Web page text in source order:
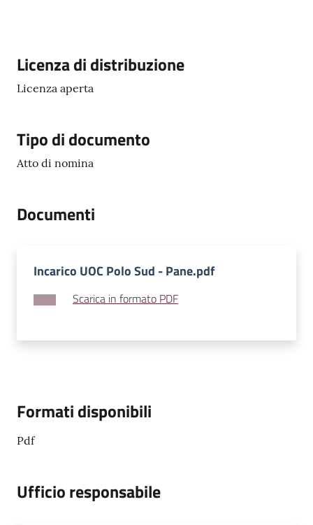
i
m
v
n
t
Seguici
Descrizione
Licenza di distribuzione
Licenza aperta
Tipo di documento
Atto di nomina
Documenti
Incarico UOC Polo Sud - Pane.pdf
Scarica in formato PDF
Formati disponibili
Pdf
Ufficio responsabile